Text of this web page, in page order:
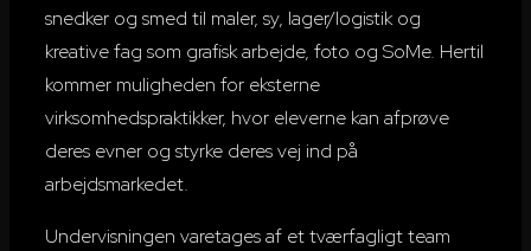
snedker og smed til maler, sy, lager/logistik og
kreative fag som grafisk arbejde, foto og SoMe. Hertil
kommer muligheden for eksterne
virksomhedspraktikker, hvor eleverne kan afprøve
deres evner og styrke deres vej ind på
arbejdsmarkedet.
Undervisningen varetages af et tværfagligt team